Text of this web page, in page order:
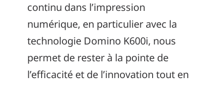
continu dans l’impression
numérique, en particulier avec la
technologie Domino K600i, nous
permet de rester à la pointe de
l’efficacité et de l’innovation tout en